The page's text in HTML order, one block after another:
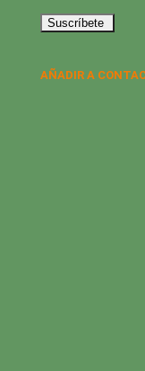
AÑADIR A